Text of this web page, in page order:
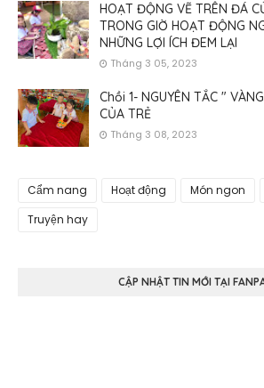
HOẠT ĐỘNG VẼ TRÊN ĐÁ
TRONG GIỜ HOẠT ĐỘNG
NHỮNG LỢI ÍCH ĐEM LẠI
Tháng 3 05, 2023
Chồi 1- NGUYÊN TẮC "
CỦA TRẺ
Tháng 3 08, 2023
Cẩm nang Hoạt động Món ngon
Truyện hay
CẬP NHẬT TIN MỚI TẠI